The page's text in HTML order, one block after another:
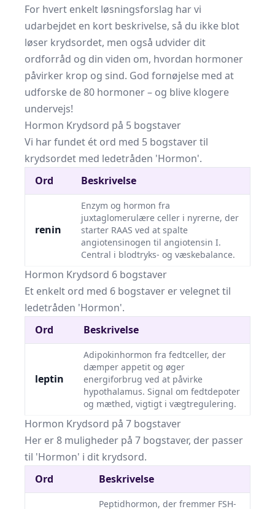
For hvert enkelt løsningsforslag har vi
udarbejdet en kort beskrivelse, så du ikke blot
løser krydsordet, men også udvider dit
ordforråd og din viden om, hvordan hormoner
påvirker krop og sind. God fornøjelse med at
udforske de 80 hormoner – og blive klogere
undervejs!
Hormon Krydsord på 5 bogstaver
Vi har fundet ét ord med 5 bogstaver til
krydsordet med ledetråden 'Hormon'.
Ord
Beskrivelse
renin
Enzym og hormon fra
juxtaglomerulære celler i nyrerne, der
starter RAAS ved at spalte
angiotensinogen til angiotensin I.
Central i blodtryks- og væskebalance.
Hormon Krydsord 6 bogstaver
Et enkelt ord med 6 bogstaver er velegnet til
ledetråden 'Hormon'.
Ord
Beskrivelse
leptin
Adipokinhormon fra fedtceller, der
dæmper appetit og øger
energiforbrug ved at påvirke
hypothalamus. Signal om fedtdepoter
og mæthed, vigtigt i vægtregulering.
Hormon Krydsord på 7 bogstaver
Her er 8 muligheder på 7 bogstaver, der passer
til 'Hormon' i dit krydsord.
Ord
Beskrivelse
Peptidhormon, der fremmer FSH-